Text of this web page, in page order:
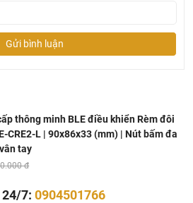
Gửi bình luận
thông minh BLE điều khiển Rèm đôi
CRE2-L | 90x86x33 (mm) | Nút bấm đa
tay
đ
7: 0904501766